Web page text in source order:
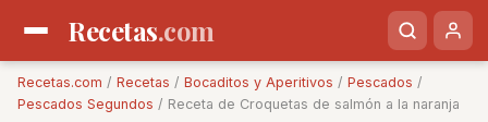
Recetas.com
Recetas.com / Recetas / Bocaditos y Aperitivos / Pescados /
Pescados Segundos / Receta de Croquetas de salmón a la naranja